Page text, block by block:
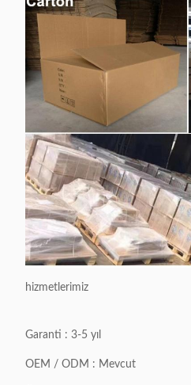
hizmetlerimiz
Garanti : 3-5 yıl
OEM / ODM : Mevcut